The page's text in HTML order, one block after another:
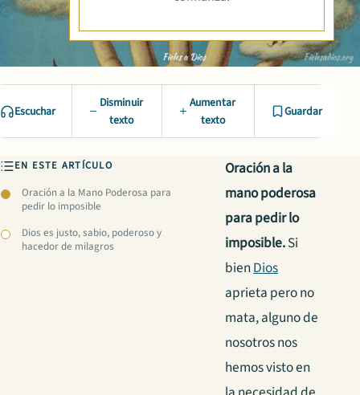
Escuchar
Disminuir
texto
Aumentar
texto
Guardar
EN ESTE ARTÍCULO
Oración a la Mano Poderosa para
pedir lo imposible
Dios es justo, sabio, poderoso y
hacedor de milagros
Oración a la
mano poderosa
para pedir lo
imposible.Si
bienDios
aprieta pero no
mata, alguno de
nosotros nos
hemos visto en